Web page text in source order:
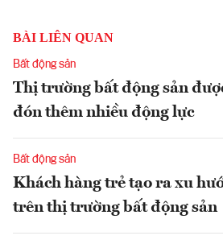
BÀI LIÊN QUAN
Bất động sản
Thị trường bất động sản
đón thêm nhiều động lực
Bất động sản
Khách hàng trẻ tạo ra xu
trên thị trường bất động sản